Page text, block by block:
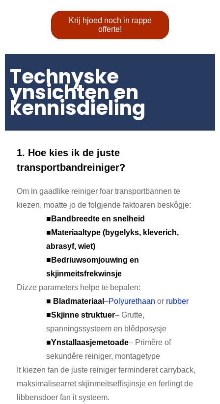
Krij hjoed noch in rappe
offerte!
Technyske
ynsichten en
kennisdieling
1. Hoe kies ik de juste
transportbandreiniger?
Om in gaadlike reiniger foar transportbannen te
kiezen, moatte jo de folgjende faktoaren beskôgje:
■ Bandbreedte en snelheid
■ Materiaaltype (bygelyks, kleverich,
abrasyf, wiet)
■ Bedriuwsomjouwing en
skjinmeitsfrekwinsje
Dizze parameters helpe te bepalen:
■ Bladmateriaal –Polyurethaan or rubber
■Skjinne struktuer– Grutte,
spanningssysteem en blêdposysje
■Ynstallaasjemetoade– Primêre of
sekundêre reiniger, montagetype
It kiezen fan de juste reiniger ferminderet carryback,
maksimalisearret skjinmeitseffisjinsje en ferlingt de
libbensdoer fan it systeem.